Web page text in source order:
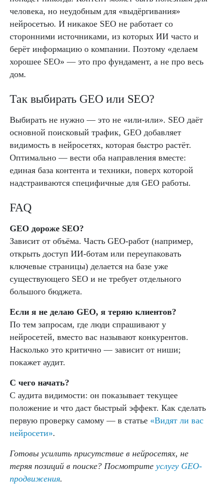
человека, но неудобным для «выдёргивания»
нейросетью. И никакое SEO не работает со
сторонними источниками, из которых ИИ часто и
берёт информацию о компании. Поэтому «делаем
хорошее SEO» — это про фундамент, а не про весь
дом.
Так выбирать GEO или SEO?
Выбирать не нужно — это не «или-или». SEO даёт
основной поисковый трафик, GEO добавляет
видимость в нейросетях, которая быстро растёт.
Оптимально — вести оба направления вместе:
единая база контента и техники, поверх которой
надстраиваются специфичные для GEO работы.
FAQ
GEO дороже SEO?
Зависит от объёма. Часть GEO-работ (например,
открыть доступ ИИ-ботам или переупаковать
ключевые страницы) делается на базе уже
существующего SEO и не требует отдельного
большого бюджета.
Если я не делаю GEO, я теряю клиентов?
По тем запросам, где люди спрашивают у
нейросетей, вместо вас называют конкурентов.
Насколько это критично — зависит от ниши;
покажет аудит.
С чего начать?
С аудита видимости: он показывает текущее
положение и что даст быстрый эффект. Как сделать
первую проверку самому — в статье «Видят ли вас
нейросети».
Готовы усилить присутствие в нейросетях, не
теряя позиций в поиске? Посмотрите услугу GEO-
продвижения.